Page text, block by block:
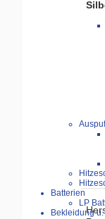
Batterien
LP
Bekleidung